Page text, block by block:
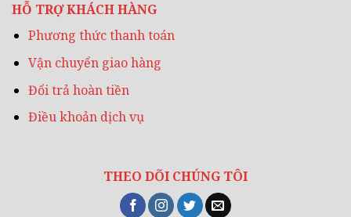
HỖ TRỢ KHÁCH HÀNG
Phương thức thanh toán
Vận chuyển giao hàng
Đổi trả hoàn tiền
Điều khoản dịch vụ
THEO DÕI CHÚNG TÔI